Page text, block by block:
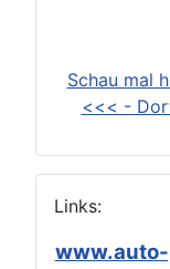
Schau mal
<<< -
Links: